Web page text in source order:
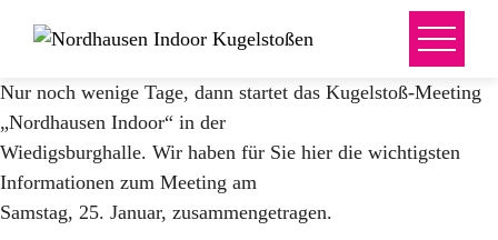
Nur noch wenige Tage, dann startet das Kugelstoß-Meeting
„Nordhausen Indoor“ in der
Wiedigsburghalle. Wir haben für Sie hier die wichtigsten
Informationen zum Meeting am
Samstag, 25. Januar, zusammengetragen.